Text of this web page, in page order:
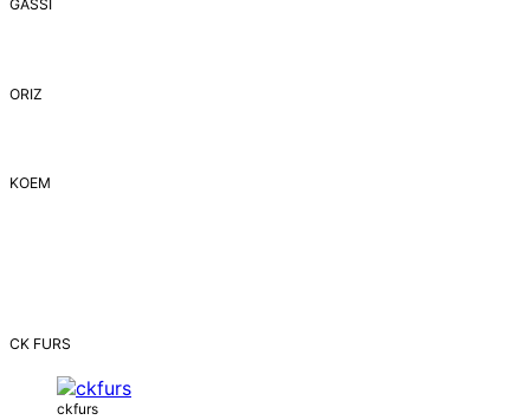
GASSI
ORIZ
ΚΟΕΜ
CK FURS
ckfurs